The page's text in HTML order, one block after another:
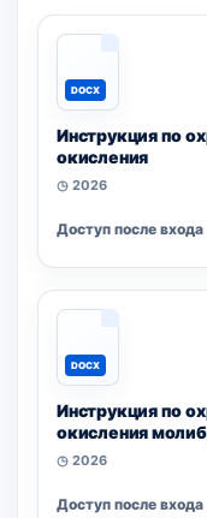
DOCX
Инструкция по
окисления
◷ 2026
Доступ после входа
DOCX
Инструкция по
окисления
◷ 2026
Доступ после входа